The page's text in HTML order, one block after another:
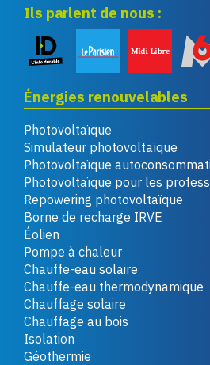
Ils parlent de nous :
Énergies renouvelables
Photovoltaïque
Simulateur photovoltaïque
Photovoltaïque
Photovoltaïque pour les
Repowering photovoltaïque
Borne de recharge IRVE
Éolien
Pompe à chaleur
Chauffe-eau solaire
Chauffe-eau thermodynamique
Chauffage solaire
Chauffage au bois
Isolation
Géothermie